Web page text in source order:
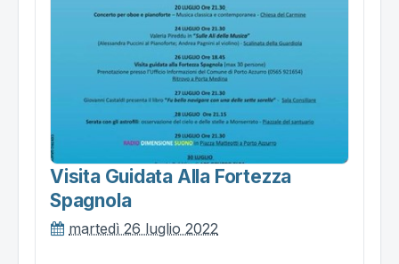
Visita Guidata Alla Fortezza
Spagnola
martedì 26 luglio 2022